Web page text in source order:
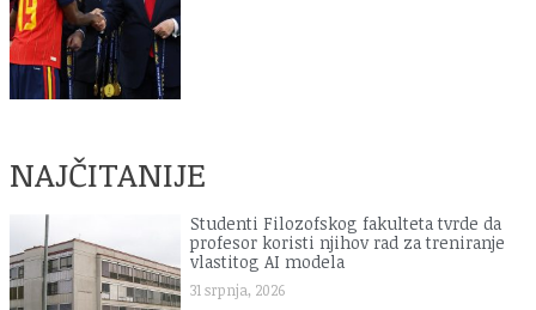
NAJČITANIJE
Studenti Filozofskog fakulteta tvrde da
profesor koristi njihov rad za treniranje
vlastitog AI modela
31 srpnja, 2026